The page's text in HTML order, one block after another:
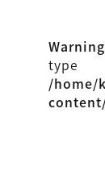
Warning
/home/